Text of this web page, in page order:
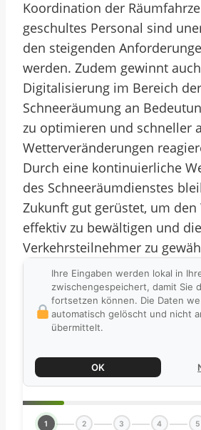
Koordination der
geschultes Personal sind
den steigenden
werden. Zudem gewinnt
Digitalisierung im Bereich der
Schneeräumung an
zu optimieren und schneller
Wetterveränderungen
Durch eine kontinuierliche
des Schneeräumdienstes
Zukunft gut gerüstet, um
effektiv zu bewältigen und
Verkehrsteilnehmer zu
Ihre Eingaben werden lokal in
zwischengespeichert, damit Sie
fortsetzen können. Die Daten
automatisch gelöscht und nicht
übermittelt.
OK
1 2 3 4 5